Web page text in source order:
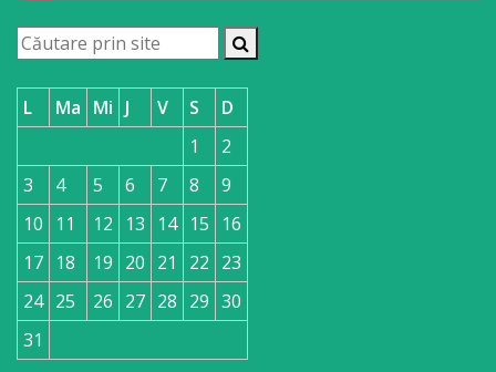
L Ma Mi J V S
D
1
2
3
4 5 6 7 8
9
10
11 12 13 14 15
16
17 18 19 20 21 22 23
24 25 26 27 28 29 30
31